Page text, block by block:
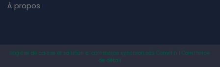
À propos
Logiciel de caisse et solution e-commerce synchronisés Comelin | Commerce
de détail